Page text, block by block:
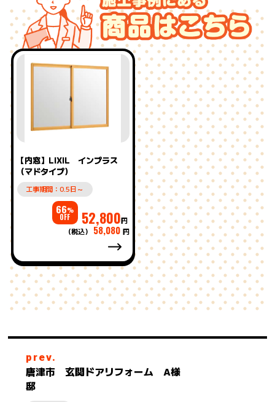
【内窓】LIXIL インプラス
（マドタイプ）
工事期間：0.5日～
66%
OFF 52,800円
（税込） 58,080 円
prev.
唐津市 玄関ドアリフォーム A様
邸